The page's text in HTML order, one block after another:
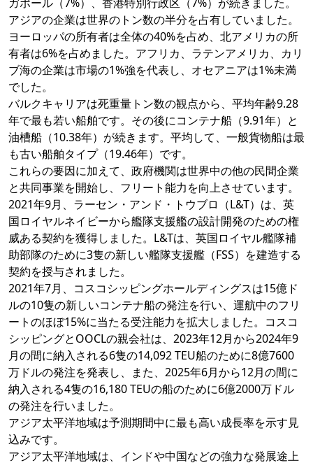
アジアの企業は世界のトン数の半分を占有していました。
ヨーロッパの所有者は全体の40%を占め、北アメリカの所
有者は6%を占めました。アフリカ、ラテンアメリカ、カリ
ブ海の企業は市場の1%強を代表し、オセアニアは1%未満
でした。
バルクキャリアは死重量トン数の観点から、平均年齢9.28
年で最も若い船舶です。その後にコンテナ船（9.91年）と
油槽船（10.38年）が続きます。平均して、一般貨物船は最
も古い船舶タイプ（19.46年）です。
これらの要因に加えて、政府機関は世界中の他の民間企業
と共同事業を開始し、フリート能力を向上させています。
2021年9月、ラーセン・アンド・トウブロ（L&T）は、英
国ロイヤルネイビーから艦隊支援艦の設計開発のための権
威ある契約を獲得しました。L&Tは、英国ロイヤル艦隊補
助部隊のために3隻の新しい艦隊支援艦（FSS）を建造する
契約を授与されました。
2021年7月、コスコシッピングホールディングスは15億ド
ルの10隻の新しいコンテナ船の発注を行い、運航中のフリ
ートのほぼ15%に当たる受注能力を拡大しました。コスコ
シッピングとOOCLの親会社は、2023年12月から2024年9
月の間に納入される6隻の14,092 TEU船のために8億7600
万ドルの発注を発表し、また、2025年6月から12月の間に
納入される4隻の16,180 TEUの船のために6億2000万ドル
の発注を行いました。
アジア太平洋地域は予測期間中に最も高い成長率を示す見
込みです。
アジア太平洋地域は、インドや中国などの強力な発展途上